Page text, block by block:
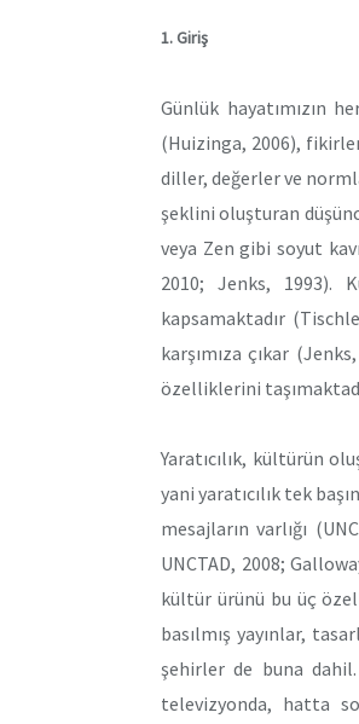
1. Giriş
Günlük hayatımızın
(Huizinga, 2006),
diller, değerler ve
şeklini oluşturan
veya Zen gibi soyut
2010; Jenks, 1993).
kapsamaktadır
karşımıza çıkar
özelliklerini
Yaratıcılık, kültürün
yani yaratıcılık tek
mesajların varlığı
UNCTAD, 2008;
kültür ürünü bu üç
basılmış yayınlar,
şehirler de buna
televizyonda, hatta